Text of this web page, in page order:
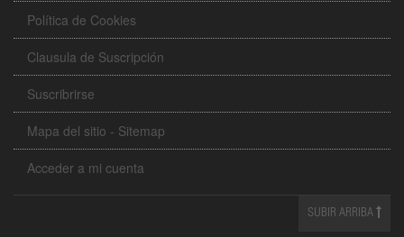
Política de Cookies
Clausula de Suscripción
Suscribrirse
Mapa del sitio - Sitemap
Acceder a mi cuenta
SUBIR ARRIBA